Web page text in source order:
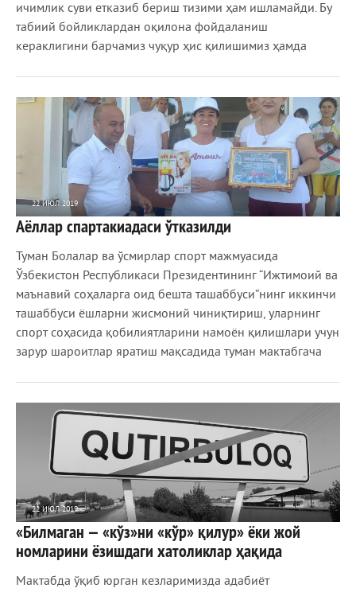
ичимлик суви етказиб бериш тизими ҳам ишламайди. Бу
табиий бойликлардан оқилона фойдаланиш
кераклигини барчамиз чуқур ҳис қилишимиз ҳамда
22 ИЮЛ 2019
1 101 0
Аёллар спартакиадаси ўтказилди
Туман Болалар ва ўсмирлар спорт мажмуасида
Ўзбекистон Республикаси Президентининг “Ижтимоий ва
маънавий соҳаларга оид бешта ташаббуси”нинг иккинчи
ташаббуси ёшларни жисмоний чиниқтириш, уларнинг
спорт соҳасида қобилиятларини намоён қилишлари учун
зарур шароитлар яратиш мақсадида туман мактабгача
22 ИЮЛ 2019
1 237
«Билмаган — «кўз»ни «кўр» қилур» ёки жой
номларини ёзишдаги хатоликлар ҳақида
Мактабда ўқиб юрган кезларимизда адабиёт